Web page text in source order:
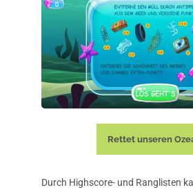
Rettet unseren
Durch Highscore- und Ranglisten